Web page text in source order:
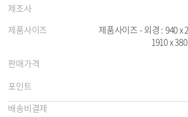
제조사
제품사이즈
제품사이즈 - 외경 : 940 x
1910 x
판매가격
포인트
배송비결제